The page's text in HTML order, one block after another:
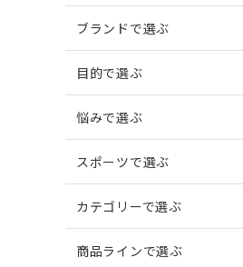
爪を保湿する
角質を取り除く
爪が薄い
二枚爪になっている
爪がでこぼこする
バスケットボール
ボルダリング
柔道
中部
ブランドで選ぶ
目的で選ぶ
悩みで選ぶ
スポーツで選ぶ
カテゴリーで選ぶ
商品ラインで選ぶ